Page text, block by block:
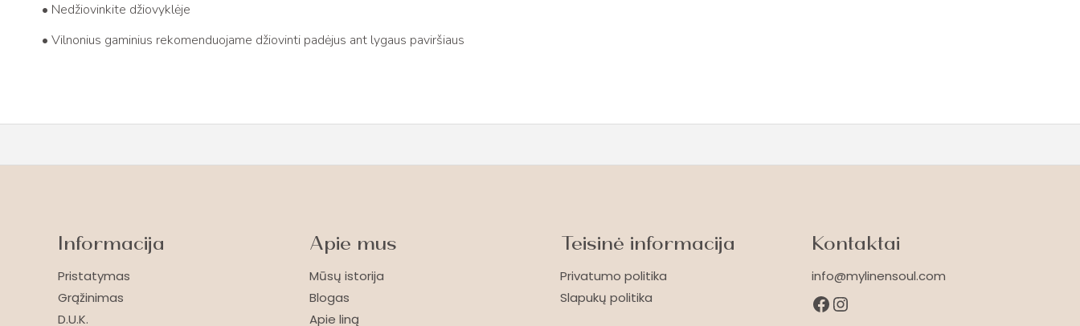
• Nedžiovinkite džiovyklėje
• Vilnonius gaminius rekomenduojame džiovinti padėjus ant lygaus paviršiaus
Informacija
Pristatymas
Grąžinimas
D.U.K.
Apie mus
Mūsų istorija
Blogas
Apie liną
Teisinė informacija
Privatumo politika
Slapukų politika
Kontaktai
info@mylinensoul.com
Facebook
Instagram